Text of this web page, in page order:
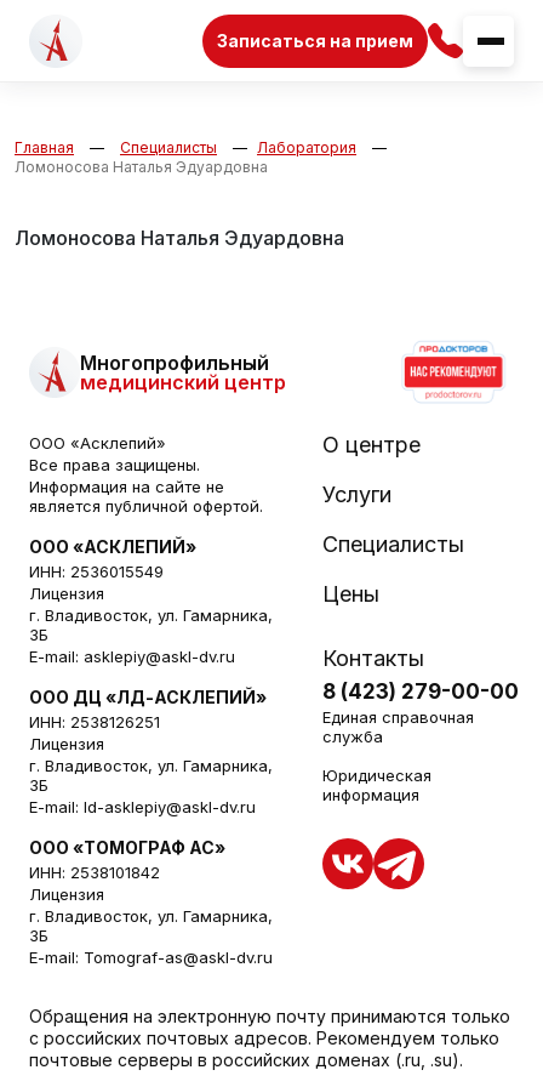
Записаться на прием
Главная Специалисты
Лаборатория
Ломоносова Наталья Эдуардовна
Ломоносова Наталья Эдуардовна
Многопрофильный
медицинский центр
ООО «Асклепий»
Все права защищены.
Информация на сайте не
является публичной офертой.
ООО «АСКЛЕПИЙ»
ИНН: 2536015549
Лицензия
г. Владивосток, ул. Гамарника,
3Б
E-mail: asklepiy@askl-dv.ru
ООО ДЦ «ЛД-АСКЛЕПИЙ»
ИНН: 2538126251
Лицензия
г. Владивосток, ул. Гамарника,
3Б
E-mail: ld-asklepiy@askl-dv.ru
ООО «ТОМОГРАФ АС»
ИНН: 2538101842
Лицензия
г. Владивосток, ул. Гамарника,
3Б
E-mail: Tomograf-as@askl-dv.ru
О центре
Услуги
Специалисты
Цены
Контакты
8 (423) 279-00-00
Единая справочная
служба
Юридическая
информация
Обращения на электронную почту принимаются только
с российских почтовых адресов. Рекомендуем только
почтовые серверы в российских доменах (.ru, .su).